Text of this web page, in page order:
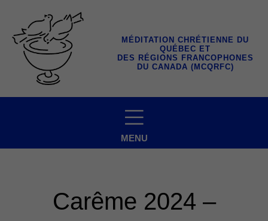
contenu
MÉDITATION CHRÉTIENNE DU
QUÉBEC ET
DES RÉGIONS FRANCOPHONES
DU CANADA (MCQRFC)
MENU
Carême 2024 –